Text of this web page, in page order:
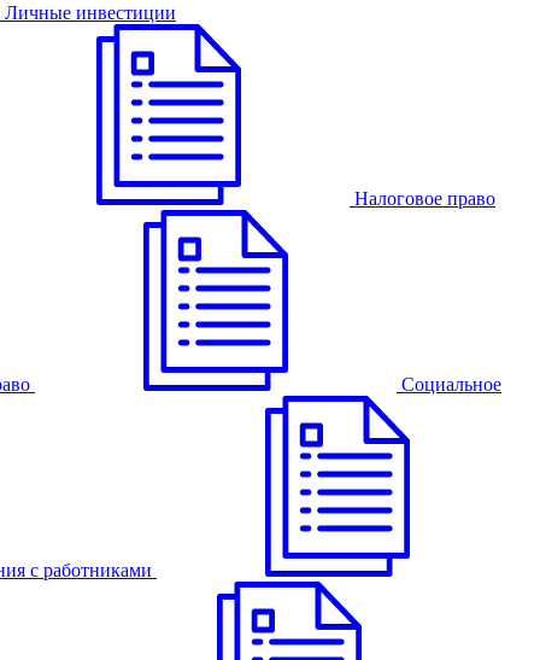
Личные инвестиции
Налоговое право
Cоциальное
с работниками